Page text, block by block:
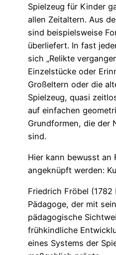
Spielzeug für Kinder
allen Zeitaltern. Aus
sind beispielsweise
überliefert. In fast
sich „Relikte
Einzelstücke oder
Großeltern oder die
Spielzeug, quasi
auf einfachen
Grundformen, die der
sind.
Hier kann bewusst an
angeknüpft werden:
Friedrich Fröbel
Pädagoge, der mit
pädagogische
frühkindliche
eines Systems der